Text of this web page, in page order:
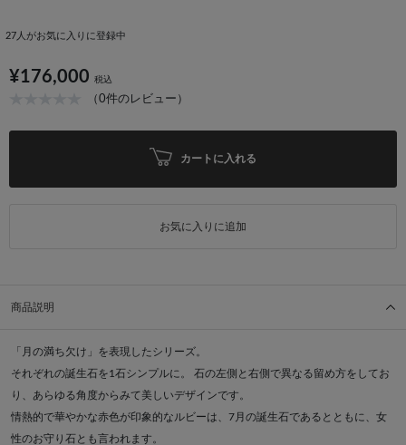
27 人がお気に入りに登録中
¥176,000 税込
（0件のレビュー）
カートに入れる
お気に入りに追加
商品説明
「月の満ち欠け」を表現したシリーズ。
それぞれの誕生石を1石シンプルに。 石の左側と右側で異なる留め方をしてお
り、あらゆる角度からみて美しいデザインです。
情熱的で華やかな赤色が印象的なルビーは、7月の誕生石であるとともに、女
性のお守り石とも言われます。